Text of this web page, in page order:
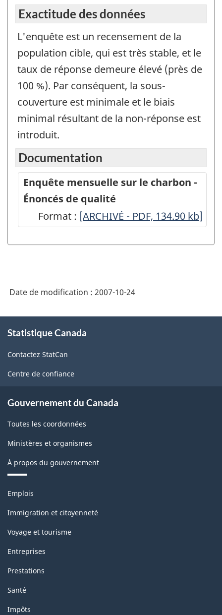
Exactitude des données
L'enquête est un recensement de la
population cible, qui est très stable, et le
taux de réponse demeure élevé (près de
100 %). Par conséquent, la sous-
couverture est minimale et le biais
minimal résultant de la non-réponse est
introduit.
Documentation
Enquête mensuelle sur le charbon -
Énoncés de qualité
Format : Enquête
sur
-
Énoncés
de
134.90
[ARCHIVÉ - PDF, 134.90 kb]
Date de modification : 2007-10-24
propos
ce
site
Statistique Canada
Contactez StatCan
Centre de confiance
Gouvernement du Canada
Toutes les coordonnées
Ministères et organismes
À propos du gouvernement
Thèmes
sujets
Emplois
Immigration et citoyenneté
Voyage et tourisme
Entreprises
Prestations
Santé
Impôts